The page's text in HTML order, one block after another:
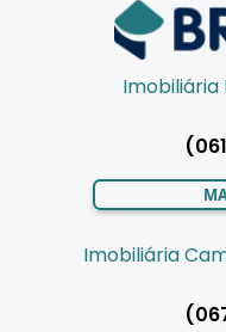
Imobiliária
Imobiliária